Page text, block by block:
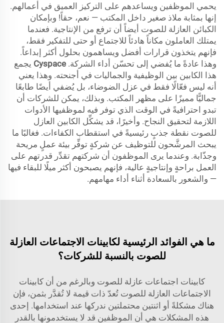
يحمي الموظفين ويساعدهم على التركيز العميق في أعمالهم.
إنها بمثابة ملاذ صغير داخل المكتب — نعم، حقاً! وبإمكان
الكبائن العازلة للصوت أيضاً أن ترفع من الإنتاجية. فعندما
يمتلك العاملون مكاناً هادئاً للاجتماع أو حتى للتفكير فقط،
فإنهم يتخذون قرارات أفضل ويساهمون بحلول أكثر إبداعاً.
وهذا عادةً ما يُفضي إلى تحسّن أداء الشركة. Cyspace يجمع
هذا الكابين بين الوظيفية والجماليات في أجنحته. وهذا يعني
أنه ليس فعّالًا فقط في عزل الضوضاء، بل يُضفي أيضًا طابعًا
جماليًّا مميزًا على مظهر المكتب. وبذلك، يمكن للشركات أن
تبدو احترافيةً في الوقت الذي توفر فيه لموظفيها الأدوات
اللازمة لتحقيق النجاح. وأخيرًا، قد يشكِّل الكابين العازل
للصوت نقطة جذبٍ رئيسيةً في استقطاب الكفاءات. فغالبًا ما
يبحث المرشَّحون للتوظيف عن شركةٍ توفِّر بيئة عملٍ مريحة
وجذّابة. وعندما يرى الموظفون أن شركتهم تقدِّر قدرتهم على
العمل براحةٍ وإنتاجيةٍ عالية، فإنهم يصبحون أكثر ميلًا للبقاء فيها
— والشعور بالسعادة أثناء أداء مهامهم.
ما هي الفوائد الرئيسية لكابينات الاجتماعات العازلة
للصوت بالنسبة للشركات؟
كابينات اجتماعات عازلة للصوت وبالرغم من أن كابينات
الاجتماعات العازلة للصوت تُعدّ ذات قيمة لا تُقدَّر بثمن، فإن
هناك مشكلةً أو اثنتين محتملتين ندركها عند استخدامها. إحدى
هذه المشكلات هي أن الموظفين قد لا يستخدمونها بالقدر